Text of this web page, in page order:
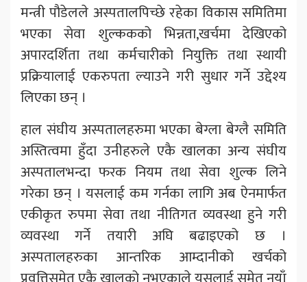
मन्त्री पौडेलले अस्पतालपिच्छे रहेका विकास समितिमा
भएका सेवा शुल्ककको भिन्नता,खर्चमा देखिएको
अपारदर्शिता तथा कर्मचारीको नियुक्ति तथा स्थायी
प्रक्रियालाई एकरुपता ल्याउने गरी सुधार गर्ने उद्देश्य
लिएका छन् ।
हाल संघीय अस्पतालहरुमा भएका बेग्ला बेग्लै समिति
अस्तित्वमा हुँदा उनीहरुले एकै खालका अन्य संघीय
अस्पतालभन्दा फरक नियम तथा सेवा शुल्क लिने
गरेका छन् । यसलाई कम गर्नका लागि अब ऐनमार्फत
एकीकृत रुपमा सेवा तथा नीतिगत व्यवस्था हुने गरी
व्यवस्था गर्ने तयारी अघि बढाइएको छ ।
अस्पतालहरुका आन्तरिक आम्दानीको खर्चको